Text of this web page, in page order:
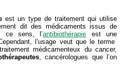
est un type de traitement qui utilise
dit des médicaments issus de
ce sens, l’antibiothérapie est une
l’usage veut que le terme
médicamenteux du cancer,
, cancérologues que l’on